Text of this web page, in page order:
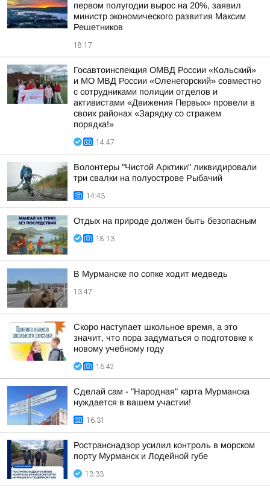
первом полугодии вырос на 20%, заявил
министр экономического развития Максим
Решетников
18:17
Госавтоинспекция ОМВД России «Кольский»
и МО МВД России «Оленегорский» совместно
с сотрудниками полиции отделов и
активистами «Движения Первых» провели в
своих районах «Зарядку со стражем
порядка!»
14:47
Волонтеры "Чистой Арктики" ликвидировали
три свалки на полуострове Рыбачий
14:43
Отдых на природе должен быть безопасным
18:13
В Мурманске по сопке ходит медведь
13:47
Скоро наступает школьное время, а это
значит, что пора задуматься о подготовке к
новому учебному году
16:42
Сделай сам - "Народная" карта Мурманска
нуждается в вашем участии!
16:31
Ространснадзор усилил контроль в морском
порту Мурманск и Лодейной губе
13:33